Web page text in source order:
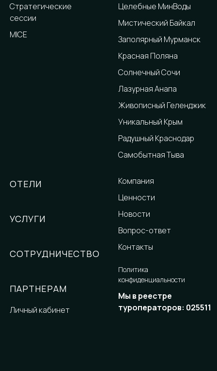
Стратегические
сессии
MICE
Целебные МинВоды
Мистический Байкал
Заполярный Мурманск
Красная Поляна
Солнечный Сочи
Лазурная Анапа
Живописный Геленджик
Уникальный Крым
Радушный Краснодар
Самобытная Тыва
ОТЕЛИ
УСЛУГИ
СОТРУДНИЧЕСТВО
ПАРТНЕРАМ
Личный кабинет
Компания
Ценности
Новости
Вопрос-ответ
Контакты
Политика
конфиденциальности
Мы в реестре
туроператоров: 025511